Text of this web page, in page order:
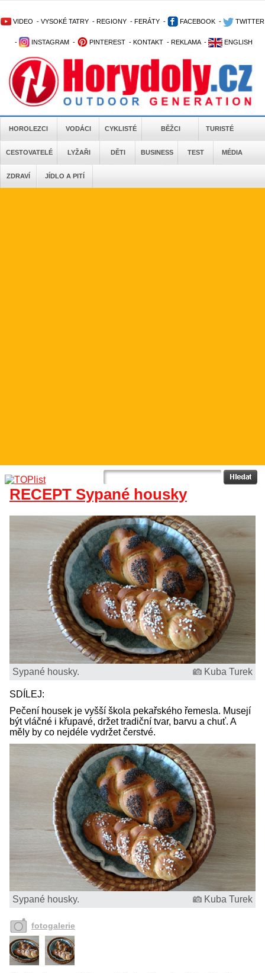
VIDEO - VYSOKÉ TATRY - REGIONY - FERÁTY - FACEBOOK - TWITTER
- INSTAGRAM - PINTEREST - KONTAKT - REKLAMA - ENGLISH
HOROLEZCI VODÁCI CYKLISTÉ BĚŽCI TURISTÉ
CESTOVATELÉ LYŽAŘI DĚTI BUSINESS TEST MÉDIA
ZDRAVÍ JÍDLO A PITÍ
RECEPT Sypané housky
Sypané housky. Kuba Turek
SDÍLEJ:
Pečení housek je vyšší škola pekařského řemesla. Musejí
být vláčné i křupavé, držet tradiční tvar, barvu a chuť. A
měly by co nejdéle vydržet čerstvé.
Sypané housky. Kuba Turek
fotogalerie